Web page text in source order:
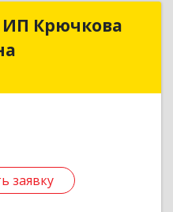
ИП Крючкова
заявку
ИП Крючкова
Леонидовна
заявку